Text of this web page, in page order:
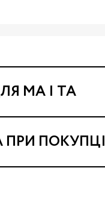
МА І ТА
Асистентів
ПОКУПЦІ